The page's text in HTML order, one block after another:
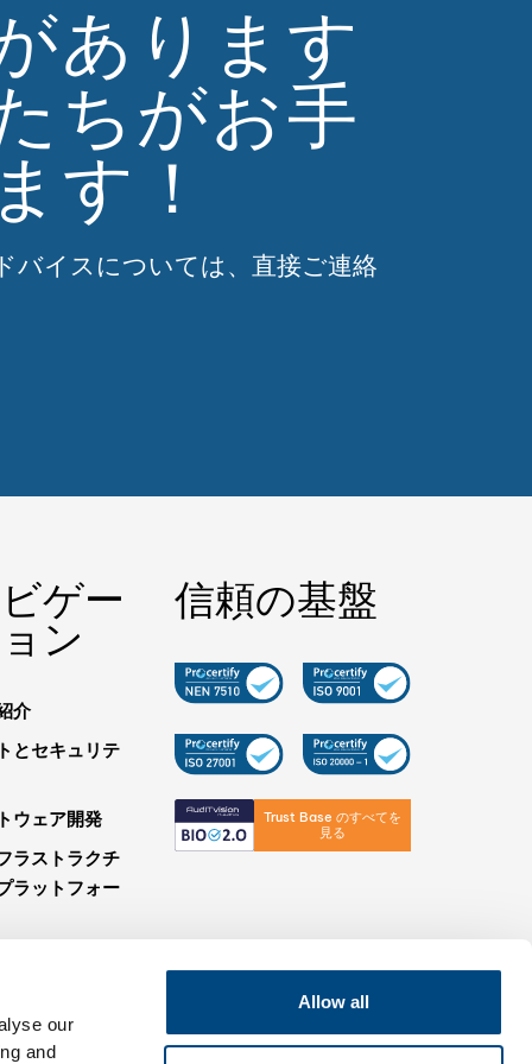
our
and
Allow all
あります
ちがお手
す！
バイスについては、直接ご連絡
ゲー
ン
介
とセキュリテ
ウェア開発
ラストラクチ
ラットフォー
ループ
信頼の基盤
Trust Base のすべてを
見る